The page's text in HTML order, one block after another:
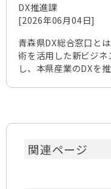
DX推進課
[2026年06月04日]
青森県DX総合窓口と
術を活用した新ビジ
し、本県産業のDXを
関連ページ